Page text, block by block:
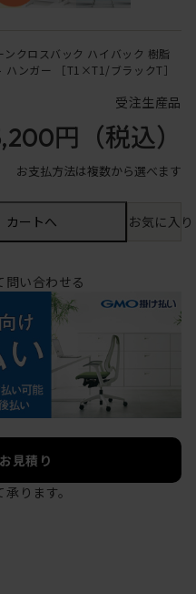
クロスバック ハイバック 樹脂
ハンガー ［T1×T1/ブラックT］
受注生産品
円 （税込）
お支払方法は複数から選べます
カートへ お気に入
問い合わせる
見積り
ります。